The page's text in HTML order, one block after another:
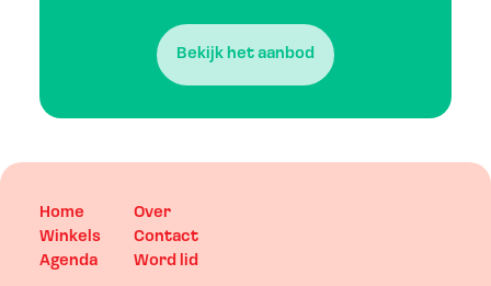
Bekijk het aanbod
Home
Winkels
Agenda
Over
Contact
Word lid